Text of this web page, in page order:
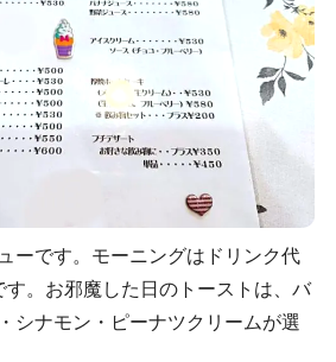
ーです。モーニングはドリンク代
。お邪魔した日のトーストは、バ
シナモン・ピーナツクリームが選